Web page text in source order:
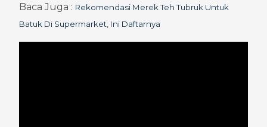
Baca Juga : Rekomendasi Merek Teh Tubruk Untuk
Batuk Di Supermarket, Ini Daftarnya